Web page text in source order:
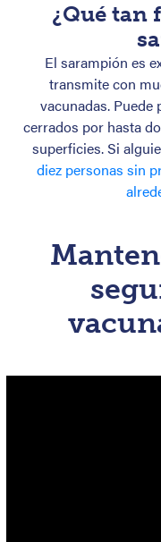
¿Qué tan
El sarampión es
transmite con
vacunadas. Puede
cerrados por hasta
superficies. Si
diez personas sin